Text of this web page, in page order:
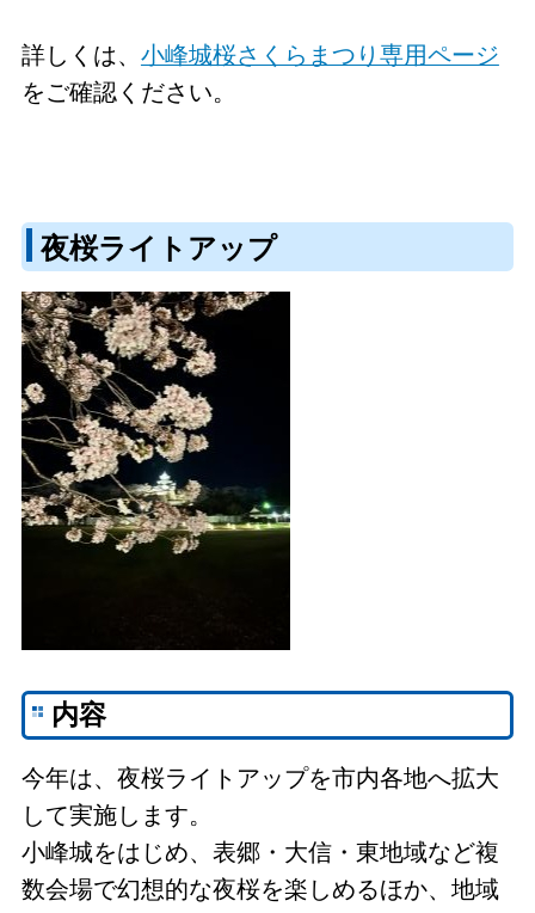
詳しくは、 小峰城桜さくらまつり専用ページ
をご確認ください。
夜桜ライトアップ
内容
今年は、夜桜ライトアップを市内各地へ拡大
して実施します。
小峰城をはじめ、表郷・大信・東地域など複
数会場で幻想的な夜桜を楽しめるほか、地域